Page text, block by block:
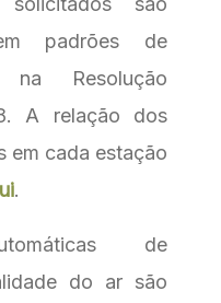
padrões de
na Resolução
A relação dos
em cada estação
.
de
do ar são